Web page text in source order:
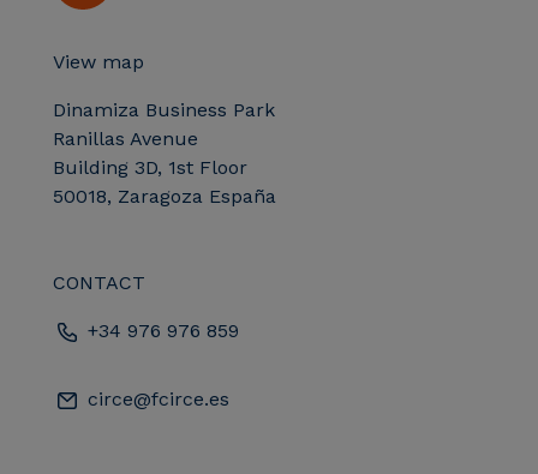
View map
Dinamiza Business Park
Ranillas Avenue
Building 3D, 1st Floor
50018, Zaragoza España
CONTACT
+34 976 976 859
circe@fcirce.es